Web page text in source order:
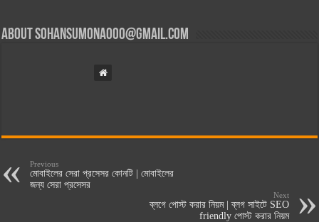
Aboutsohansumona000@gmail.com
Previous
মোবাইলের সেরা প্রসেসর কোনটি | মোবাইলের
জন্য সেরা প্রসেসর
Next
ব্লগে পোস্ট করার নিয়ম | ব্লগ সাইটে SEO
friendly পোস্ট করার নিয়ম